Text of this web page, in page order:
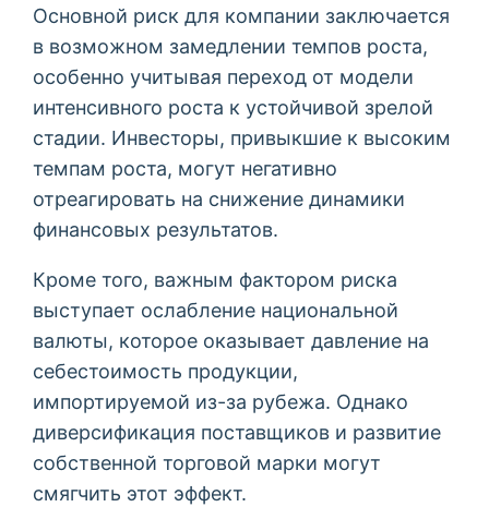
Основной риск для компании заключается
в возможном замедлении темпов роста,
особенно учитывая переход от модели
интенсивного роста к устойчивой зрелой
стадии. Инвесторы, привыкшие к высоким
темпам роста, могут негативно
отреагировать на снижение динамики
финансовых результатов.
Кроме того, важным фактором риска
выступает ослабление национальной
валюты, которое оказывает давление на
себестоимость продукции,
импортируемой из-за рубежа. Однако
диверсификация поставщиков и развитие
собственной торговой марки могут
смягчить этот эффект.